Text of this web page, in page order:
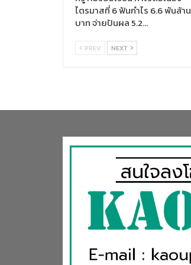
ไตรมาสที่ 6 ฟันกำไร 6.6 พันล้าน
บาท จ่ายปันผล 5.2…
PREV NEXT